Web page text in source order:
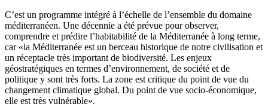
C’est un programme intégré à l’échelle de l’ensemble du domaine
méditerranéen. Une décennie a été prévue pour observer,
comprendre et prédire l’habitabilité de la Méditerranée à long terme,
car «la Méditerranée est un berceau historique de notre civilisation et
un réceptacle très important de biodiversité. Les enjeux
géostratégiques en termes d’environnement, de société et de
politique y sont très forts. La zone est critique du point de vue du
changement climatique global. Du point de vue socio-économique,
elle est très vulnérable».